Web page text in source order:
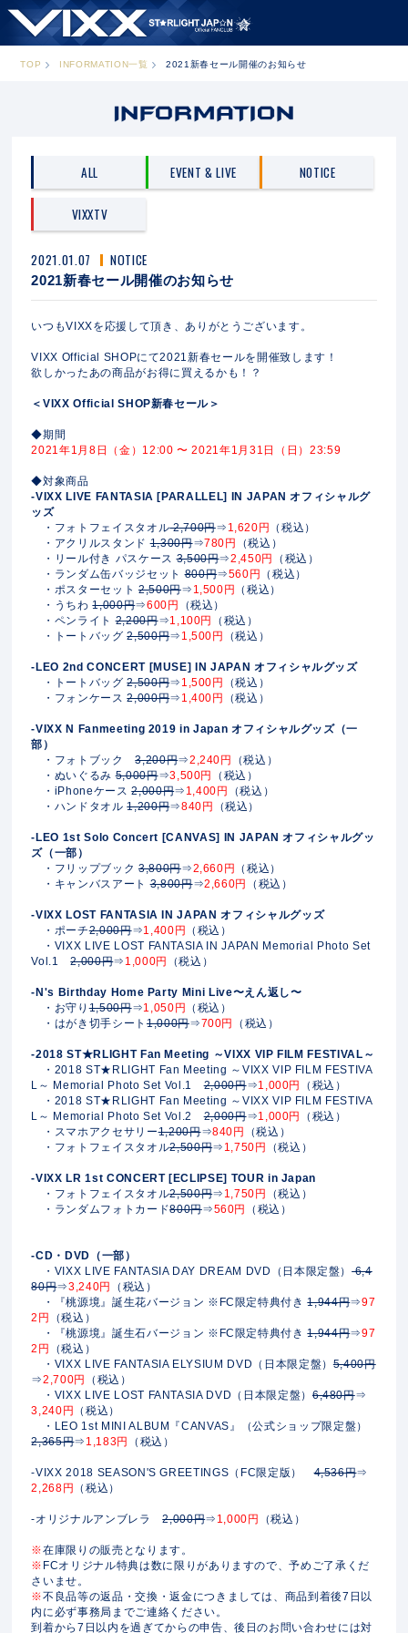
TOP INFORMATION一覧 2021新春セール開催のお知らせ
ALL EVENT & LIVE NOTICE
VIXXTV
2021.01.07 NOTICE
2021新春セール開催のお知らせ
いつもVIXXを応援して頂き、ありがとうございます。
VIXX Official SHOPにて2021新春セールを開催致します！
欲しかったあの商品がお得に買えるかも！？
＜VIXX Official SHOP新春セール＞
◆期間
2021年1月8日（金）12:00 〜 2021年1月31日（日）23:59
◆対象商品
-VIXX LIVE FANTASIA [PARALLEL] IN JAPAN オフィシャルグ
ッズ
・フォトフェイスタオル2,700円⇒ 1,620円
（税込）
・アクリルスタンド1,300円⇒780円
（税込）
・リール付き パスケース3,500円⇒2,450円
（税込）
・ランダム缶バッジセット800円⇒560円
（税込）
・ポスターセット 2,500円⇒ 1,500円
（税込）
・うちわ1,000円⇒600円
（税込）
・ペンライト2,200円⇒1,100円
（税込）
・トートバッグ2,500円⇒ 1,500円 （税込）
-LEO 2nd CONCERT [MUSE] IN JAPAN オフィシャルグッズ
・トートバッグ2,500円⇒ 1,500円
（税込）
・フォンケース2,000円⇒ 1,400円 （税込）
-VIXX N Fanmeeting 2019 in Japan オフィシャルグッズ（一
部）
・フォトブック3,200円⇒2,240円
（税込）
・ぬいぐるみ5,000円⇒3,500円
（税込）
・iPhoneケース2,000円⇒ 1,400円
（税込）
・ハンドタオル1,200円⇒840円 （税込）
-LEO 1st Solo Concert [CANVAS] IN JAPAN オフィシャルグッ
ズ（一部）
・フリップブック 3,800円⇒2,660円
（税込）
・キャンバスアート3,800円⇒2,660円 （税込）
-VIXX LOST FANTASIA IN JAPAN オフィシャルグッズ
・ポーチ2,000円⇒1,400円 （税込）
・VIXX LIVE LOST FANTASIA IN JAPAN Memorial Photo Set
Vol.12,000円⇒ 1,000円 （税込）
-N's Birthday Home Party Mini Live〜えん返し〜
・お守り1,500円⇒1,050円 （税込）
・はがき切手シート 1,000円⇒700円 （税込）
-2018 ST★RLIGHT Fan Meeting ～VIXX VIP FILM FESTIVAL～
・2018 ST★RLIGHT Fan Meeting ～VIXX VIP FILM FESTIVA
L～ Memorial Photo Set Vol.12,000円⇒1,000円
（税込）
・2018 ST★RLIGHT Fan Meeting ～VIXX VIP FILM FESTIVA
L～ Memorial Photo Set Vol.22,000円⇒1,000円
（税込）
・スマホアクセサリー1,200円⇒840円
（税込）
・フォトフェイスタオル2,500円⇒ 1,750円 （税込）
-VIXX LR 1st CONCERT [ECLIPSE] TOUR in Japan
・フォトフェイスタオル2,500円⇒ 1,750円
（税込）
・ランダムフォトカード800円⇒560円 （税込）
-CD・DVD（一部）
・VIXX LIVE FANTASIA DAY DREAM DVD（日本限定盤）6,4
80円⇒3,240円
（税込）
・『桃源境』誕生花バージョン ※FC限定特典付き1,944円⇒97
2円
（税込）
・『桃源境』誕生石バージョン ※FC限定特典付き1,944円⇒97
2円
（税込）
・VIXX LIVE FANTASIA ELYSIUM DVD（日本限定盤）5,400円
⇒2,700円
（税込）
・VIXX LIVE LOST FANTASIA DVD（日本限定盤）6,480円⇒
3,240円
（税込）
・LEO 1st MINI ALBUM『CANVAS』（公式ショップ限定盤）
2,365円⇒ 1,183円 （税込）
-VIXX 2018 SEASON'S GREETINGS（FC限定版）4,536円⇒
2,268円
（税込）
-オリジナルアンブレラ2,000円⇒ 1,000円 （税込）
※在庫限りの販売となります。
※ FCオリジナル特典は数に限りがありますので、予めご了承くだ
さいませ。
※不良品等の返品・交換・返金につきましては、商品到着後7日以
内に必ず事務局までご連絡ください。
到着から7日以内を過ぎてからの申告、後日のお問い合わせには対